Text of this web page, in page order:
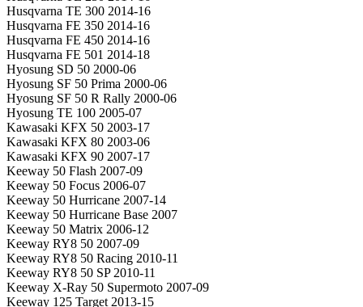
Husqvarna TE 300 2014-16
Husqvarna FE 350 2014-16
Husqvarna FE 450 2014-16
Husqvarna FE 501 2014-18
Hyosung SD 50 2000-06
Hyosung SF 50 Prima 2000-06
Hyosung SF 50 R Rally 2000-06
Hyosung TE 100 2005-07
Kawasaki KFX 50 2003-17
Kawasaki KFX 80 2003-06
Kawasaki KFX 90 2007-17
Keeway 50 Flash 2007-09
Keeway 50 Focus 2006-07
Keeway 50 Hurricane 2007-14
Keeway 50 Hurricane Base 2007
Keeway 50 Matrix 2006-12
Keeway RY8 50 2007-09
Keeway RY8 50 Racing 2010-11
Keeway RY8 50 SP 2010-11
Keeway X-Ray 50 Supermoto 2007-09
Keeway 125 Target 2013-15